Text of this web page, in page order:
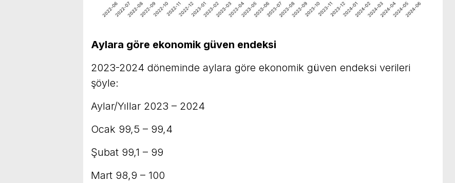
Aylara göre ekonomik güven endeksi
2023-2024 döneminde aylara göre ekonomik güven endeksi verileri
şöyle:
Aylar/Yıllar 2023 – 2024
Ocak 99,5 – 99,4
Şubat 99,1 – 99
Mart 98,9 – 100